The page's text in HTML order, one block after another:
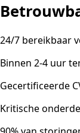
24/7 bereikbaar
Binnen 2-4 uur
Gecertificeerde
Kritische